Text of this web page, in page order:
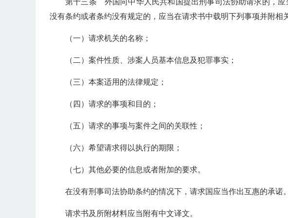
第十三条 外国向中华人民共和国提出刑事司法协助请求的，
没有条约或者条约没有规定的，应当在请求书中载明下列事项并附相
（一）请求机关的名称；
（二）案件性质、涉案人员基本信息及犯罪事实；
（三）本案适用的法律规定；
（四）请求的事项和目的；
（五）请求的事项与案件之间的关联性；
（六）希望请求得以执行的期限；
（七）其他必要的信息或者附加的要求。
在没有刑事司法协助条约的情况下，请求国应当作出互惠的承诺。
请求书及所附材料应当附有中文译文。